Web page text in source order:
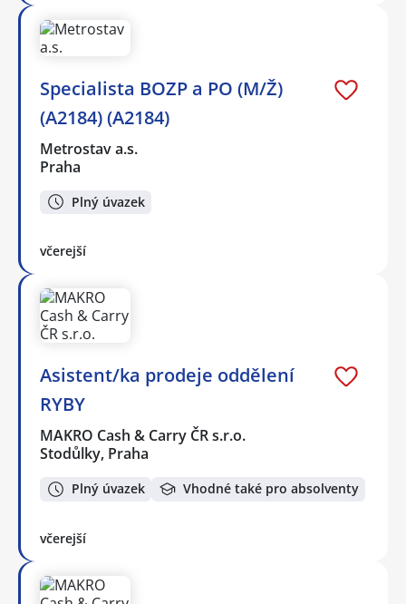
Specialista BOZP a PO (M/Ž)
(A2184) (A2184)
Metrostav a.s.
Praha
Plný úvazek
včerejší
Asistent/ka prodeje oddělení
RYBY
MAKRO Cash & Carry ČR s.r.o.
Stodůlky, Praha
Plný úvazek Vhodné také pro absolventy
včerejší